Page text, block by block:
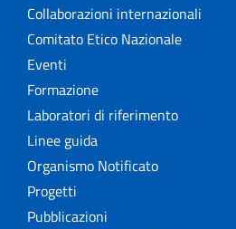
Collaborazioni internazionali
Comitato Etico Nazionale
Eventi
Formazione
Laboratori di riferimento
Linee guida
Organismo Notificato
Progetti
Pubblicazioni